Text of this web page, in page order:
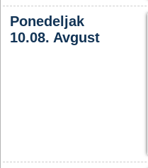
Ponedeljak
10.08. Avgust